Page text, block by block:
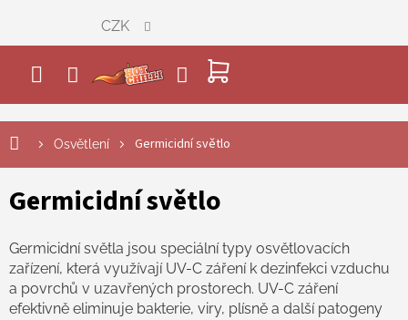
obsah
NÁKUPNÍ
KOŠÍK
CZK
Osvětlení Germicidní světlo
Germicidní světlo
Germicidní světla jsou speciální typy osvětlovacích
zařízení, která využívají UV-C záření k dezinfekci vzduchu
a povrchů v uzavřených prostorech. UV-C záření
efektivně eliminuje bakterie, viry, plísně a další patogeny